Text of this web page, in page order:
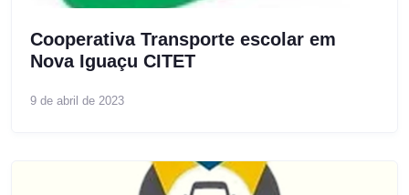
Cooperativa Transporte escolar em
Nova Iguaçu CITET
9 de abril de 2023